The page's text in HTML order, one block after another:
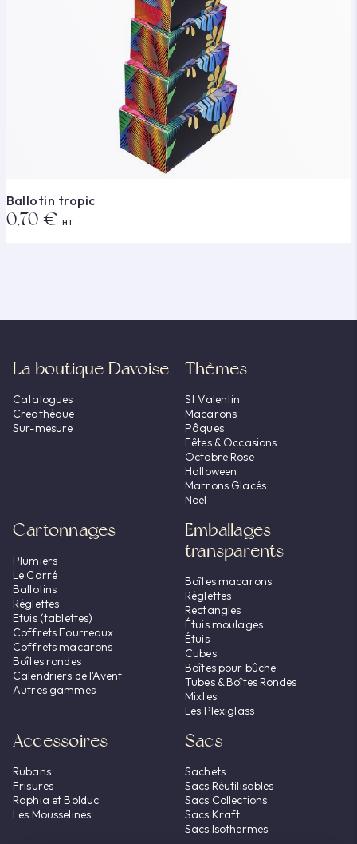
Ballotin tropic
0,70 € HT
La boutique Davoise
Catalogues
Creathèque
Sur-mesure
Thèmes
St Valentin
Macarons
Pâques
Fêtes & Occasions
Octobre Rose
Halloween
Marrons Glacés
Noël
Cartonnages
Plumiers
Le Carré
Ballotins
Réglettes
Etuis (tablettes)
Coffrets Fourreaux
Coffrets macarons
Boîtes rondes
Calendriers de l'Avent
Autres gammes
Emballages
transparents
Boîtes macarons
Réglettes
Rectangles
Étuis moulages
Étuis
Cubes
Boîtes pour bûche
Tubes & Boîtes Rondes
Mixtes
Les Plexiglass
Accessoires
Rubans
Frisures
Raphia et Bolduc
Les Mousselines
Sacs
Sachets
Sacs Réutilisables
Sacs Collections
Sacs Kraft
Sacs Isothermes